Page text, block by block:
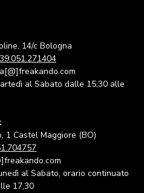
14/c Bologna
al Sabato dalle 15,30 alle
1 Castel Maggiore (BO)
al Sabato, orario continuato
17,30